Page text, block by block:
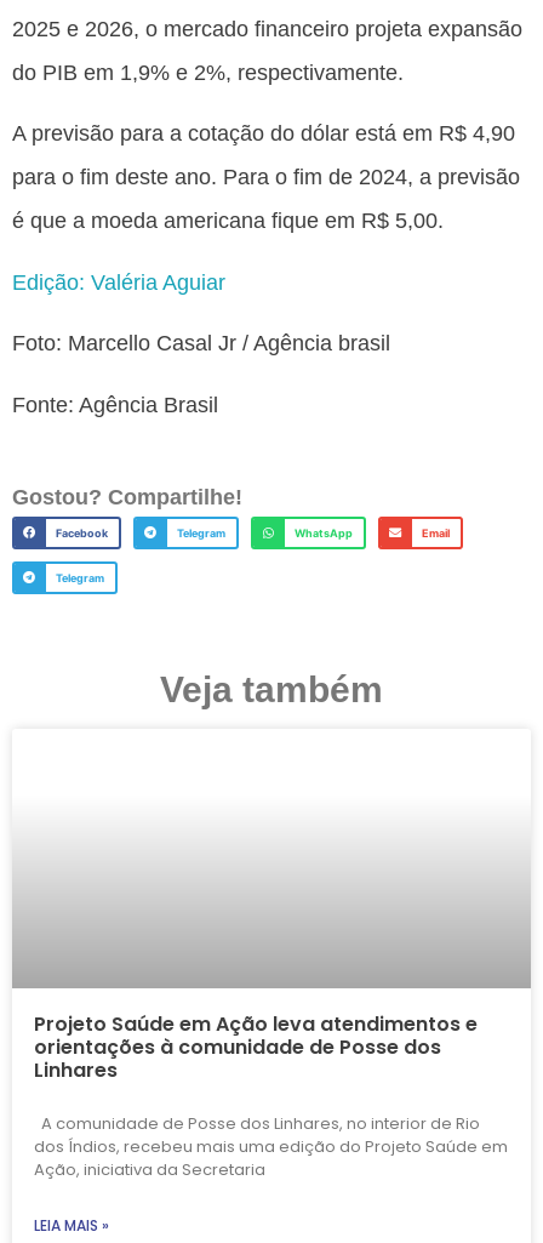
2025 e 2026, o mercado financeiro projeta expansão
do PIB em 1,9% e 2%, respectivamente.
A previsão para a cotação do dólar está em R$ 4,90
para o fim deste ano. Para o fim de 2024, a previsão
é que a moeda americana fique em R$ 5,00.
Edição: Valéria Aguiar
Foto: Marcello Casal Jr / Agência brasil
Fonte: Agência Brasil
Gostou? Compartilhe!
Facebook Telegram WhatsApp Email
Telegram
Veja também
Projeto Saúde em Ação leva atendimentos e
orientações à comunidade de Posse dos
Linhares
A comunidade de Posse dos Linhares, no interior de Rio
dos Índios, recebeu mais uma edição do Projeto Saúde em
Ação, iniciativa da Secretaria
LEIA MAIS »